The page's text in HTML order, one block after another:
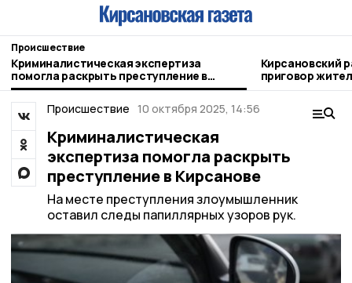
Происшествие
Криминалистическая экспертиза
помогла раскрыть преступление в
Кирсанове
Кирсановский
приговор
Происшествие 10 октября 2025, 14:56
Криминалистическая
экспертиза помогла раскрыть
преступление в Кирсанове
На месте преступления злоумышленник
оставил следы папиллярных узоров рук.